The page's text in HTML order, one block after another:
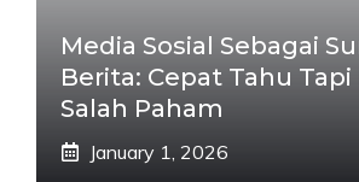
Media Sosial Sebagai
Berita: Cepat Tahu Tapi
Salah Paham
January 1, 2026